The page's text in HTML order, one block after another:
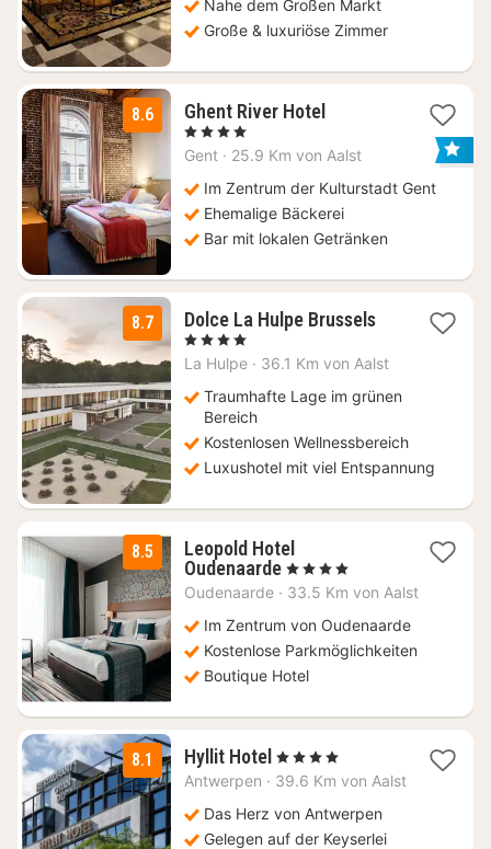
Nahe dem Großen Markt
Große & luxuriöse Zimmer
8.6 Ghent River Hotel1
ab
€
, 4 Sterne
Gent · 25.9 Km von Aalst
Im Zentrum der Kulturstadt Gent
Ehemalige Bäckerei
Bar mit lokalen Getränken
8.7 Dolce La Hulpe Brussels3
ab
€
, 4 Sterne
La Hulpe · 36.1 Km von Aalst
Traumhafte Lage im grünen
Bereich
Kostenlosen Wellnessbereich
Luxushotel mit viel Entspannung
8.5
Leopold Hotel
Oudenaarde1
Nacht
114
€
, 4 Sterne
Oudenaarde · 33.5 Km von Aalst
Im Zentrum von Oudenaarde
Kostenlose Parkmöglichkeiten
Boutique Hotel
8.1 Hyllit Hotel 2
Nächte
104,50
€
, 4 Sterne
Antwerpen · 39.6 Km von Aalst
Das Herz von Antwerpen
Gelegen auf der Keyserlei